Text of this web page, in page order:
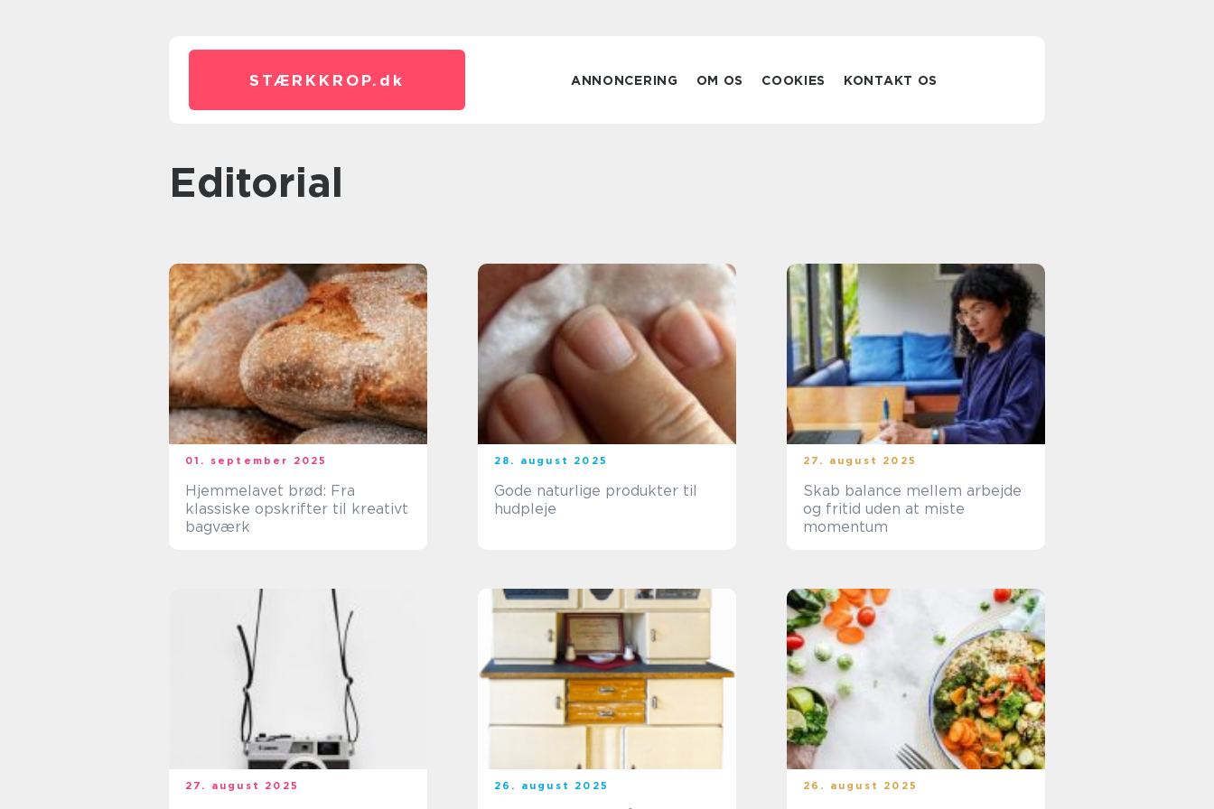
STÆRKKROP. dk ANNONCERING OM OS COOKIES KONTAKT OS
editorial
01. september 2025
Hjemmelavet brød: Fra
klassiske opskrifter til kreativt
bagværk
28. august 2025
Gode naturlige produkter til
hudpleje
27. august 2025
Skab balance mellem arbejde
og fritid uden at miste
momentum
27. august 2025 26. august 2025 26. august 2025